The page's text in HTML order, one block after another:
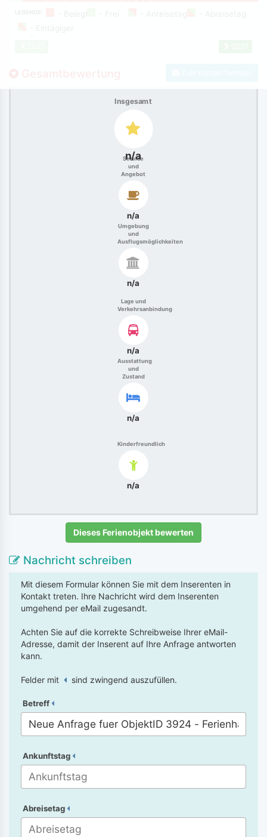
Insgesamt
n/a
Service
und
Angebot
n/a
Umgebung
und
Ausflugsmöglichkeiten
n/a
Lage und
Verkehrsanbindung
n/a
Ausstattung
und
Zustand
n/a
Kinderfreundlich
n/a
Dieses Ferienobjekt bewerten
Nachricht schreiben
Mit diesem Formular können Sie mit dem Inserenten in
Kontakt treten. Ihre Nachricht wird dem Inserenten
umgehend per eMail zugesandt.
Achten Sie auf die korrekte Schreibweise Ihrer eMail-
Adresse, damit der Inserent auf Ihre Anfrage antworten
kann.
Felder mit sind zwingend auszufüllen.
Betreff
Ankunftstag
Abreisetag